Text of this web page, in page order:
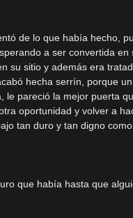
de lo que había hecho,
a ser convertida en
su sitio y además era
hecha serrín, porque
le pareció la mejor puerta
oportunidad y volver a
tan duro y tan digno
que había hasta que